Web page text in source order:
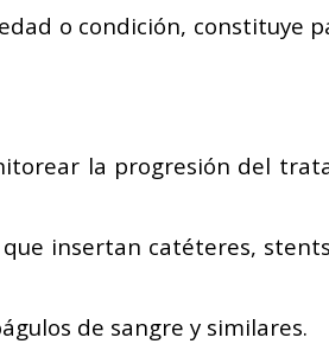
o condición, constituye
la progresión del
insertan catéteres,
de sangre y similares.